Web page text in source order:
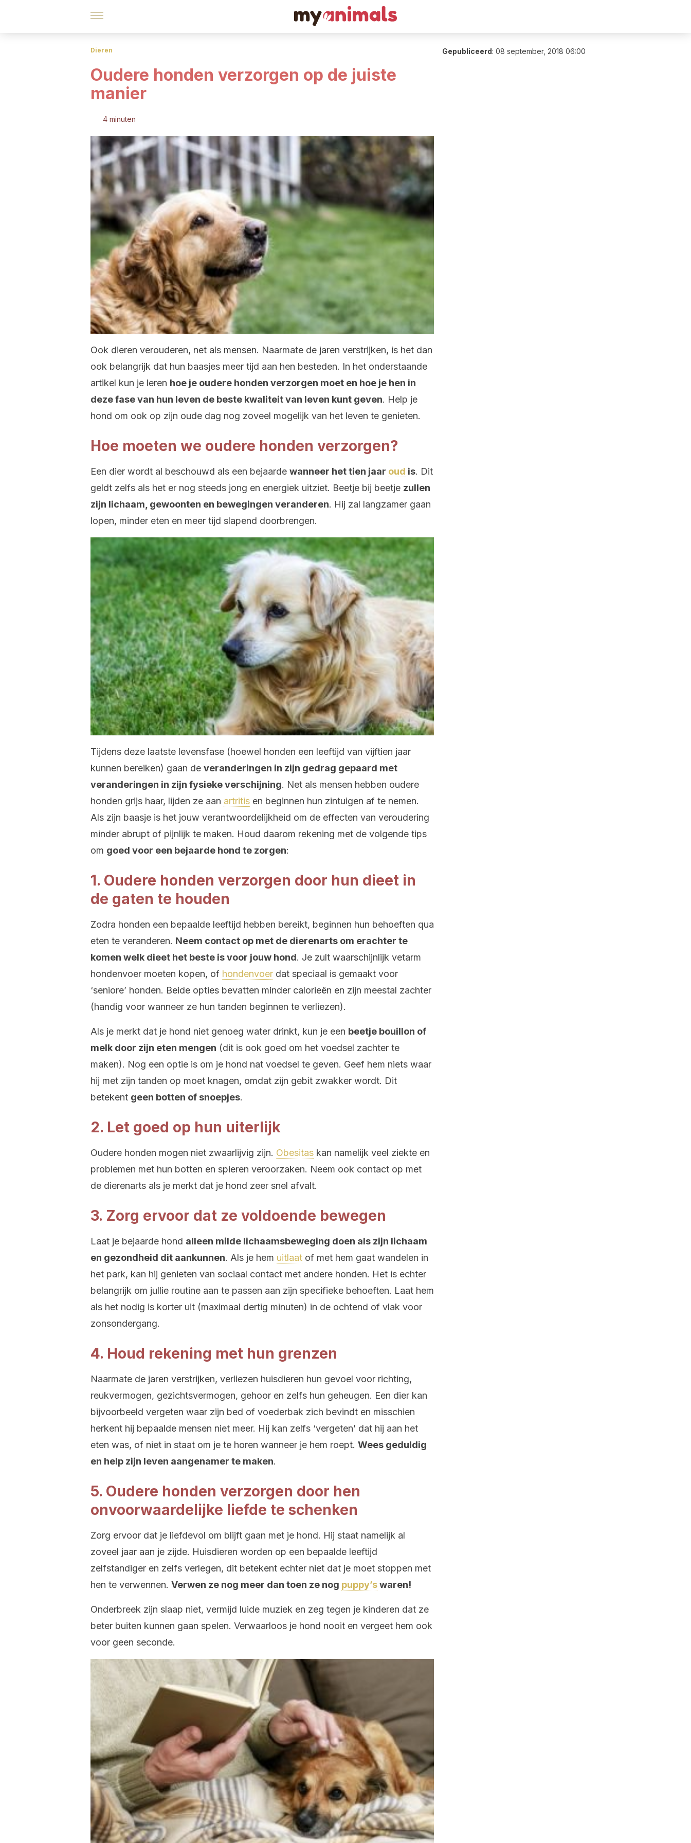
Dieren
Oudere honden verzorgen op de juiste
manier
4 minuten
Ook dieren verouderen, net als mensen. Naarmate de jaren verstrijken, is het dan
ook belangrijk dat hun baasjes meer tijd aan hen besteden. In het onderstaande
artikel kun je leren hoe je oudere honden verzorgen moet en hoe je hen in
deze fase van hun leven de beste kwaliteit van leven kunt geven. Help je
hond om ook op zijn oude dag nog zoveel mogelijk van het leven te genieten.
Hoe moeten we oudere honden verzorgen?
Een dier wordt al beschouwd als een bejaarde wanneer het tien jaar oud is. Dit
geldt zelfs als het er nog steeds jong en energiek uitziet. Beetje bij beetje zullen
zijn lichaam, gewoonten en bewegingen veranderen. Hij zal langzamer gaan
lopen, minder eten en meer tijd slapend doorbrengen.
Tijdens deze laatste levensfase (hoewel honden een leeftijd van vijftien jaar
kunnen bereiken) gaan de veranderingen in zijn gedrag gepaard met
veranderingen in zijn fysieke verschijning. Net als mensen hebben oudere
honden grijs haar, lijden ze aan artritis en beginnen hun zintuigen af ​​te nemen.
Als zijn baasje is het jouw verantwoordelijkheid om de effecten van veroudering
minder abrupt of pijnlijk te maken. Houd daarom rekening met de volgende tips
om goed voor een bejaarde hond te zorgen:
1. Oudere honden verzorgen door hun dieet in
de gaten te houden
Zodra honden een bepaalde leeftijd hebben bereikt, beginnen hun behoeften qua
eten te veranderen. Neem contact op met de dierenarts om erachter te
komen welk dieet het beste is voor jouw hond. Je zult waarschijnlijk vetarm
hondenvoer moeten kopen, of hondenvoer dat speciaal is gemaakt voor
‘seniore’ honden. Beide opties bevatten minder calorieën en zijn meestal zachter
(handig voor wanneer ze hun tanden beginnen te verliezen).
Als je merkt dat je hond niet genoeg water drinkt, kun je een beetje bouillon of
melk door zijn eten mengen (dit is ook goed om het voedsel zachter te
maken). Nog een optie is om je hond nat voedsel te geven. Geef hem niets waar
hij met zijn tanden op moet knagen, omdat zijn gebit zwakker wordt. Dit
betekent geen botten of snoepjes.
2. Let goed op hun uiterlijk
Oudere honden mogen niet zwaarlijvig zijn. Obesitas kan namelijk veel ziekte en
problemen met hun botten en spieren veroorzaken. Neem ook contact op met
de dierenarts als je merkt dat je hond zeer snel afvalt.
3. Zorg ervoor dat ze voldoende bewegen
Laat je bejaarde hond alleen milde lichaamsbeweging doen als zijn lichaam
en gezondheid dit aankunnen. Als je hem uitlaat of met hem gaat wandelen in
het park, kan hij genieten van sociaal contact met andere honden. Het is echter
belangrijk om jullie routine aan te passen aan zijn specifieke behoeften. Laat hem
als het nodig is korter uit (maximaal dertig minuten) in de ochtend of vlak voor
zonsondergang.
4. Houd rekening met hun grenzen
Naarmate de jaren verstrijken, verliezen huisdieren hun gevoel voor richting,
reukvermogen, gezichtsvermogen, gehoor en zelfs hun geheugen. Een dier kan
bijvoorbeeld vergeten waar zijn bed of voederbak zich bevindt en misschien
herkent hij bepaalde mensen niet meer. Hij kan zelfs ‘vergeten’ dat hij aan het
eten was, of niet in staat om je te horen wanneer je hem roept. Wees geduldig
en help zijn leven aangenamer te maken.
5. Oudere honden verzorgen door hen
onvoorwaardelijke liefde te schenken
Zorg ervoor dat je liefdevol om blijft gaan met je hond. Hij staat namelijk al
zoveel jaar aan je zijde. Huisdieren worden op een bepaalde leeftijd
zelfstandiger en zelfs verlegen, dit betekent echter niet dat je moet stoppen met
hen te verwennen. Verwen ze nog meer dan toen ze nog puppy’swaren!
Onderbreek zijn slaap niet, vermijd luide muziek en zeg tegen je kinderen dat ze
beter buiten kunnen gaan spelen. Verwaarloos je hond nooit en vergeet hem ook
voor geen seconde.
Gepubliceerd: 08 september, 2018 06:00